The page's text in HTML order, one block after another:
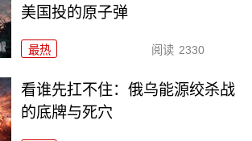
美国投的原子弹
最热 阅读 2330
看谁先扛不住：俄乌能源绞杀战
的底牌与死穴